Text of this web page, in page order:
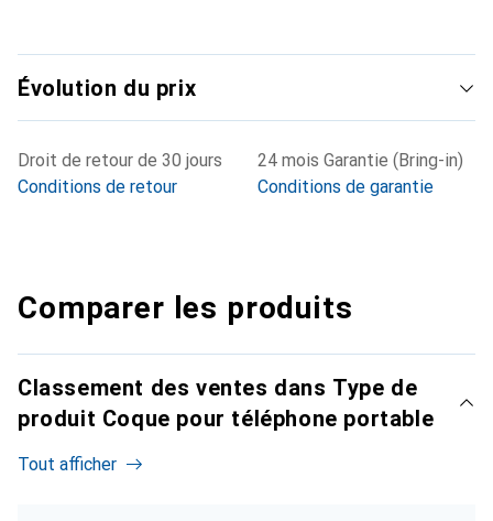
Évolution du prix
Droit de retour de 30 jours
Conditions de retour
24 mois Garantie (Bring-in)
Conditions de garantie
Comparer les produits
Classement des ventes dans Type de
produit Coque pour téléphone portable
Tout afficher